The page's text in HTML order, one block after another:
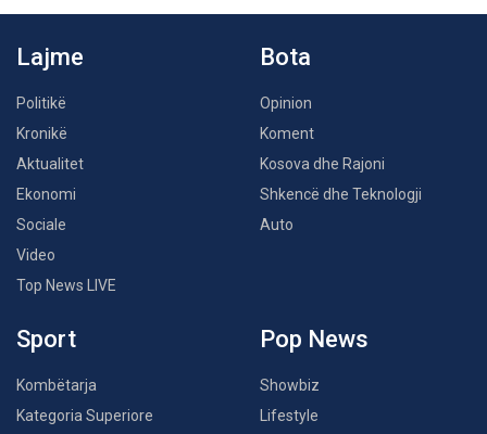
Lajme
Politikë
Kronikë
Aktualitet
Ekonomi
Sociale
Video
Top News LIVE
Bota
Opinion
Koment
Kosova dhe Rajoni
Shkencë dhe Teknologji
Auto
Sport
Kombëtarja
Kategoria Superiore
Pop News
Showbiz
Lifestyle